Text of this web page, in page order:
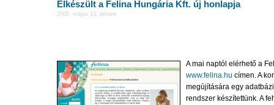
Elkészült a Felina Hungária Kft. új honlapja
2005. május 13. péntek
A mai naptól elérhető a
www.felina.hu címen. A
megújítására egy
rendszer készítettünk. A